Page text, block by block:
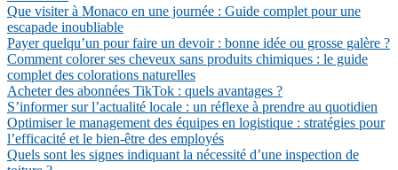
Que visiter à Monaco en une journée : Guide complet pour une
escapade inoubliable
Payer quelqu’un pour faire un devoir : bonne idée ou grosse galère ?
Comment colorer ses cheveux sans produits chimiques : le guide
complet des colorations naturelles
Acheter des abonnées TikTok : quels avantages ?
S’informer sur l’actualité locale : un réflexe à prendre au quotidien
Optimiser le management des équipes en logistique : stratégies pour
l’efficacité et le bien-être des employés
Quels sont les signes indiquant la nécessité d’une inspection de